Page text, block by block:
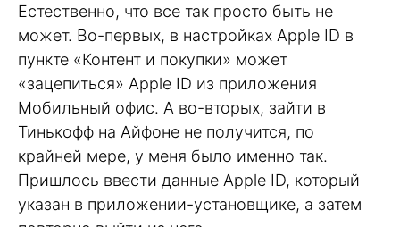
Естественно, что все так просто быть не
может. Во-первых, в настройках Apple ID в
пункте «Контент и покупки» может
«зацепиться» Apple ID из приложения
Мобильный офис. А во-вторых, зайти в
Тинькофф на Айфоне не получится, по
крайней мере, у меня было именно так.
Пришлось ввести данные Apple ID, который
указан в приложении-установщике, а затем